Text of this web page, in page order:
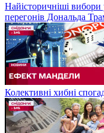
Найісторичніші
перегонів Дональда
Колективні хибні